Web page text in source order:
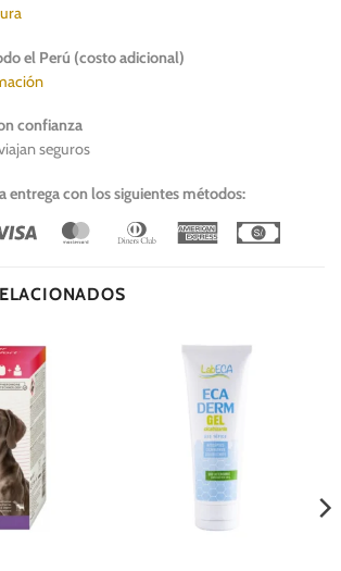
el Perú (costo adicional)
confianza
seguros
entrega con los siguientes métodos:
Visa MasterCardDinners
American